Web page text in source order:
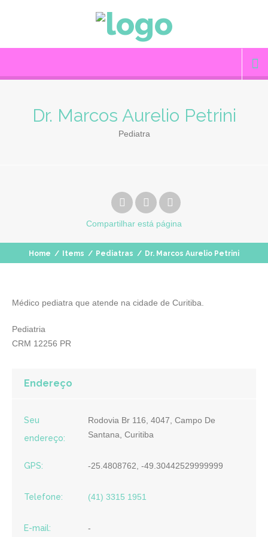
Dr. Marcos Aurelio Petrini
Pediatra
Compartilhar está página
Home / Items / Pediatras / Dr. Marcos Aurelio Petrini
Médico pediatra que atende na cidade de Curitiba.
Pediatria
CRM 12256 PR
Endereço
Seu
endereço:
Rodovia Br 116, 4047, Campo De
Santana, Curitiba
GPS: -25.4808762, -49.30442529999999
Telefone: (41) 3315 1951
E-mail: -